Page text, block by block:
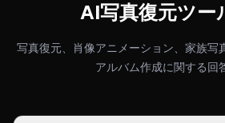
AI写真復元ツー
写真復元、肖像アニメーション、家族写
アルバム作成に関する回